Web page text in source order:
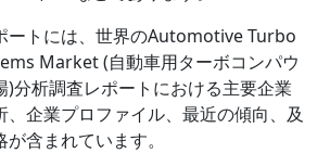
ートには、世界のAutomotive Turbo
Market (自動車用ターボコンパウ
)分析調査レポートにおける主要企業
、企業プロファイル、最近の傾向、及
含まれています。